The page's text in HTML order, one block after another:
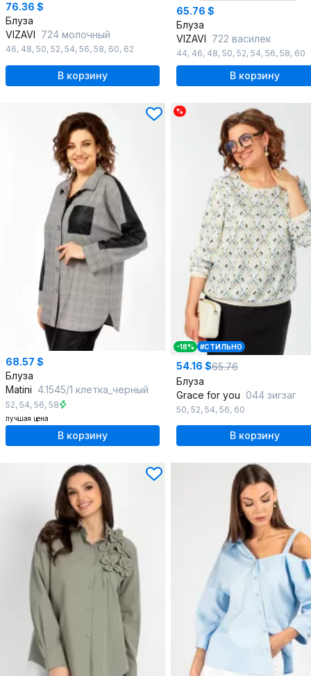
76.36 $
Блуза
VIZAVI 724 молочный
46, 48, 50, 52, 54, 56, 58, 60, 62
В корзину
65.76 $
Блуза
VIZAVI 722 василек
44, 46, 48, 50, 52, 54, 56, 58, 60
В корзину
68.57 $
Блуза
Matini 4.1545/1 клетка_черный
52, 54, 56, 58
лучшая цена
В корзину
%
-18% #СТИЛЬНО
54.16 $65.76
Блуза
Grace for you 044 зигзаг
50, 52, 54, 56, 60
В корзину